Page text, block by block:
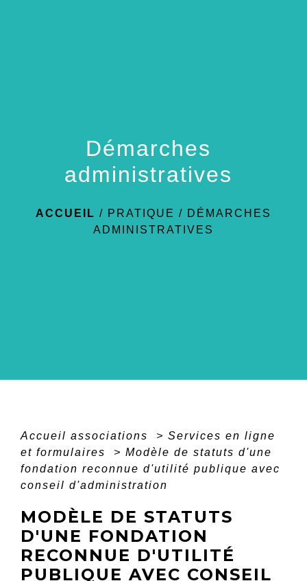
Démarches
administratives
ACCUEIL / PRATIQUE / DÉMARCHES
ADMINISTRATIVES
Accueil associations > Services en ligne
et formulaires
> Modèle de statuts d'une
fondation reconnue d'utilité publique avec
conseil d'administration
MODÈLE DE STATUTS
D'UNE FONDATION
RECONNUE D'UTILITÉ
PUBLIQUE AVEC CONSEIL